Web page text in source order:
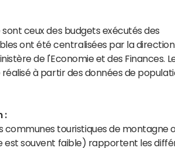
ceux des budgets exécutés des
ont été centralisées par la direction
de l'Economie et des Finances.
à partir des données de
:
touristiques de montagne
est souvent faible) rapportent les